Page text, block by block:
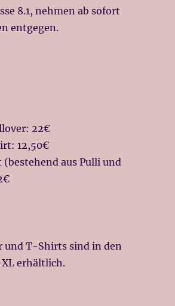
8.1, nehmen ab sofort
entgegen.
22€
12,50€
(bestehend aus Pulli und
und T-Shirts sind in den
erhältlich.